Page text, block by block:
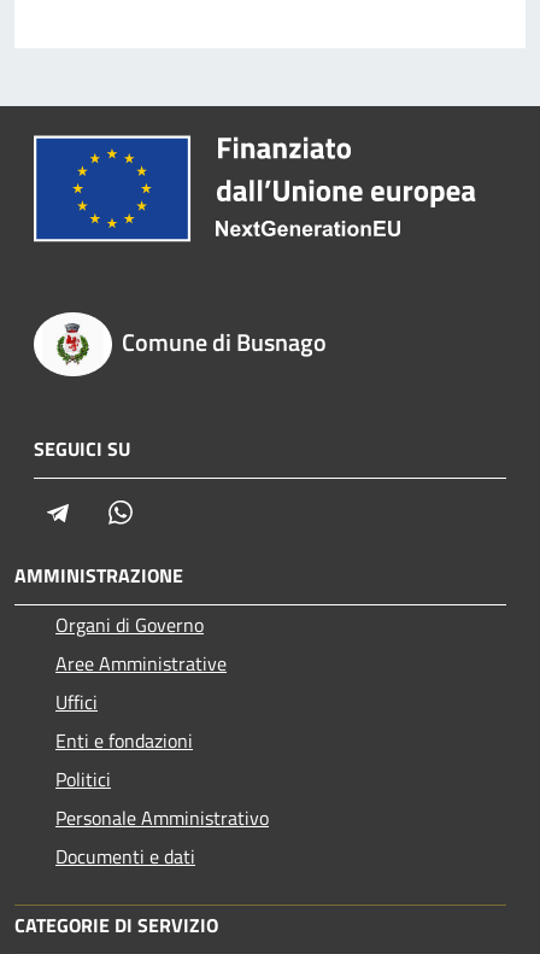
Comune di Busnago
SEGUICI SU
Telegram
AMMINISTRAZIONE
Organi di Governo
Aree Amministrative
Uffici
Enti e fondazioni
Politici
Personale Amministrativo
Documenti e dati
CATEGORIE DI SERVIZIO